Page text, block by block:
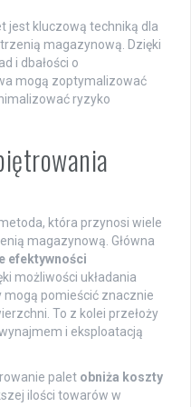
jest kluczową techniką dla
magazynową. Dzięki
i dbałości o
mogą zoptymalizować
ryzyko
która przynosi wiele
magazynową. Główna
efektywności
możliwości układania
mogą pomieścić znacznie
To z kolei przełoży
i eksploatacją
palet obniża koszty
ilości towarów w